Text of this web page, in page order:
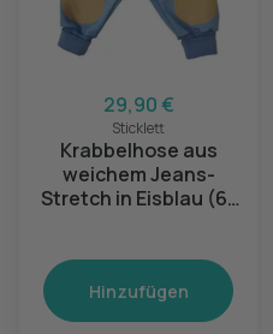
29,90 €
Sticklett
Krabbelhose aus
weichem Jeans-
Stretch in Eisblau (6-
Hinzufügen